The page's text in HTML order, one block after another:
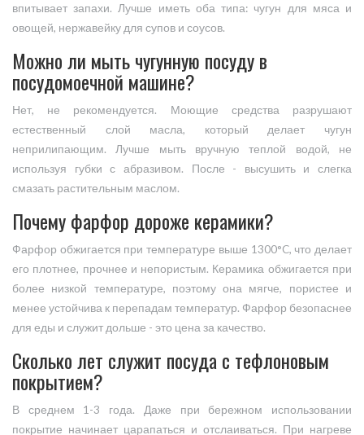
впитывает запахи. Лучше иметь оба типа: чугун для мяса и
овощей, нержавейку для супов и соусов.
Можно ли мыть чугунную посуду в
посудомоечной машине?
Нет, не рекомендуется. Моющие средства разрушают
естественный слой масла, который делает чугун
неприлипающим. Лучше мыть вручную теплой водой, не
используя губки с абразивом. После - высушить и слегка
смазать растительным маслом.
Почему фарфор дороже керамики?
Фарфор обжигается при температуре выше 1300°C, что делает
его плотнее, прочнее и непористым. Керамика обжигается при
более низкой температуре, поэтому она мягче, пористее и
менее устойчива к перепадам температур. Фарфор безопаснее
для еды и служит дольше - это цена за качество.
Сколько лет служит посуда с тефлоновым
покрытием?
В среднем 1-3 года. Даже при бережном использовании
покрытие начинает царапаться и отслаиваться. При нагреве